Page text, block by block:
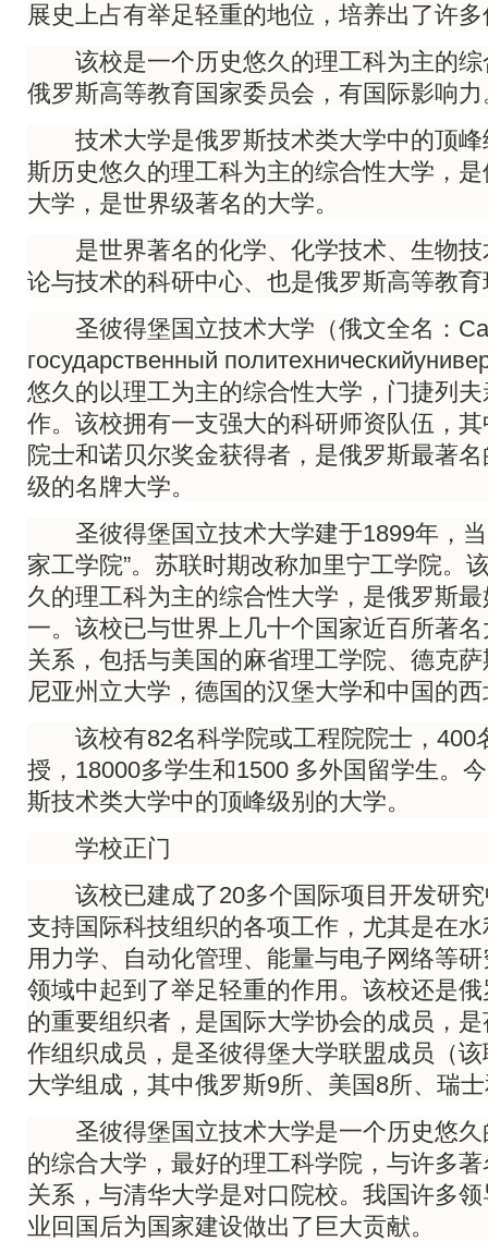
展史上占有举足轻重的地位，培养出了许
该校是一个历史悠久的理工科为主的综
俄罗斯高等教育国家委员会，有国际影响力
技术大学是俄罗斯技术类大学中的顶峰
斯历史悠久的理工科为主的综合性大学，
大学，是世界级著名的大学。
是世界著名的化学、化学技术、生物技
论与技术的科研中心、也是俄罗斯高等教
圣彼得堡国立技术大学（俄文全名：
государственный
悠久的以理工为主的综合性大学，门捷列
作。该校拥有一支强大的科研师资队伍，
院士和诺贝尔奖金获得者，是俄罗斯最著
级的名牌大学。
圣彼得堡国立技术大学建于1899年，当
家工学院”。苏联时期改称加里宁工学院。
久的理工科为主的综合性大学，是俄罗斯
一。该校已与世界上几十个国家近百所著
关系，包括与美国的麻省理工学院、德克
尼亚州立大学，德国的汉堡大学和中国的
该校有82名科学院或工程院院士，400
授，18000多学生和1500 多外国留学生。
斯技术类大学中的顶峰级别的大学。
学校正门
该校已建成了20多个国际项目开发研究
支持国际科技组织的各项工作，尤其是在
用力学、自动化管理、能量与电子网络等
领域中起到了举足轻重的作用。该校还是
的重要组织者，是国际大学协会的成员，
作组织成员，是圣彼得堡大学联盟成员（
大学组成，其中俄罗斯9所、美国8所、瑞
圣彼得堡国立技术大学是一个历史悠久
的综合大学，最好的理工科学院，与许多
关系，与清华大学是对口院校。我国许多
业回国后为国家建设做出了巨大贡献。